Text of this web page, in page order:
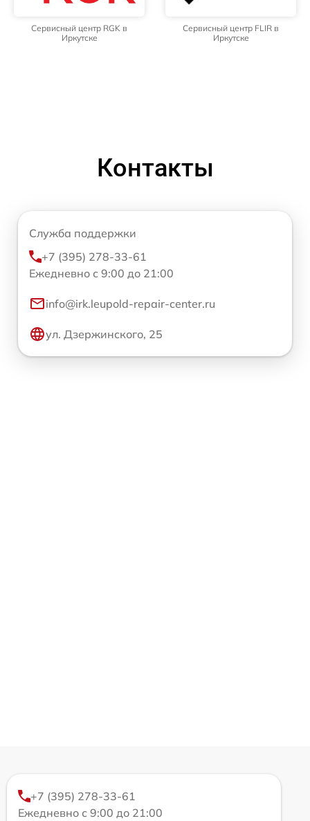
Сервисный центр RGK в
Иркутске
Сервисный центр FLIR в
Иркутске
Контакты
Служба поддержки
+7 (395) 278-33-61
Ежедневно с 9:00 до 21:00
info@irk.leupold-repair-center.ru
ул. Дзержинского, 25
+7 (395) 278-33-61
Ежедневно с 9:00 до 21:00